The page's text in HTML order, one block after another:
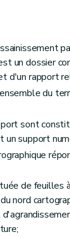
un dossier
d'un rapport
du
sont
un support
de feuilles
nord